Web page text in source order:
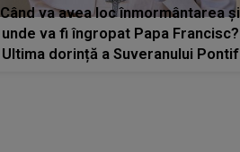
Când va avea loc înmormântarea și
unde va fi îngropat Papa Francisc?
Ultima dorință a Suveranului Pontif